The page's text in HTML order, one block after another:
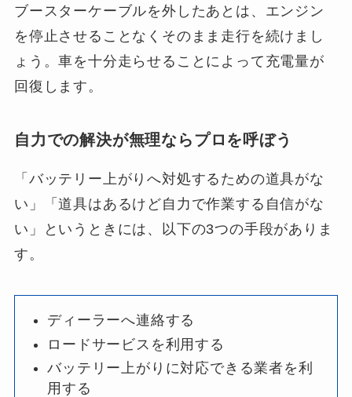
ブースターケーブルを外したあとは、エンジン
を停止させることなくそのまま走行を続けまし
ょう。車を十分走らせることによって充電量が
回復します。
自力での解決が無理ならプロを呼ぼう
「バッテリー上がりへ対処するための道具がな
い」「道具はあるけど自力で作業する自信がな
い」というときには、以下の3つの手段がありま
す。
ディーラーへ連絡する
ロードサービスを利用する
バッテリー上がりに対応できる業者を利
用する